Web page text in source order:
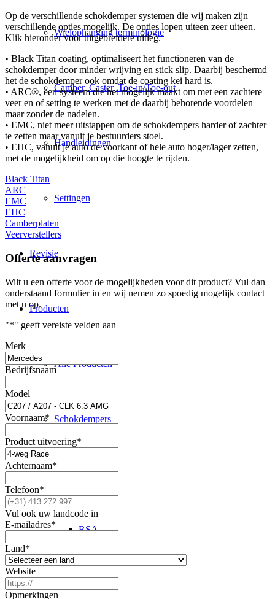
Wielophanging terminologie
Camber, Caster, Toe-in/Toe-out
Handleidingen
Settingen
Revisie
Producten
Alle Producten
Schokdempers
RS
RSA
Op de verschillende schokdemper systemen die wij maken zijn
verschillende opties mogelijk. De opties lopen uiteen zeer uiteen.
Klik hieronder voor uitgebreidere uitleg.
• Black Titan coating, optimaliseert het functioneren van de
schokdemper door minder wrijving en stick slip. Daarbij beschermd
het de schokdemper ook omdat de coating kei hard is.
• ARC®, een systeem die het mogelijk maakt om met een zachtere
veer en of setting te werken met de daarbij behorende voordelen
maar zonder de nadelen.
• EMC, niet meer uitstappen om de schokdempers harder of zachter
te zetten maar vanuit je bestuurders stoel.
• EHC, vanuit je auto de voorkant of hele auto hoger/lager zetten,
met de mogelijkheid om op die hoogte te rijden.
Black Titan
ARC
EMC
EHC
Camberplaten
Veerverstellers
Offerte aanvragen
Wilt u een offerte voor de mogelijkheden voor dit product? Vul dan
onderstaand formulier in en wij nemen zo spoedig mogelijk contact
met u op.
"*" geeft vereiste velden aan
Merk
Bedrijfsnaam
Model
Voornaam*
Product uitvoering*
Achternaam*
Telefoon*
Vul ook uw landcode in
E-mailadres*
Land*
Website
Opmerkingen